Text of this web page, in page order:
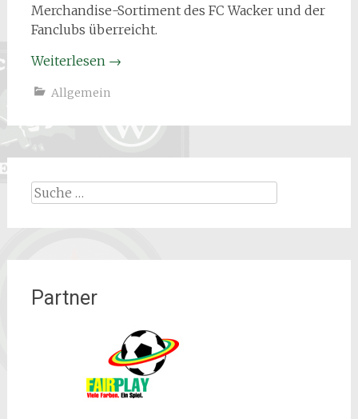
Merchandise-Sortiment des FC Wacker und der
Fanclubs überreicht.
Weiterlesen →
Allgemein
Suche
Partner